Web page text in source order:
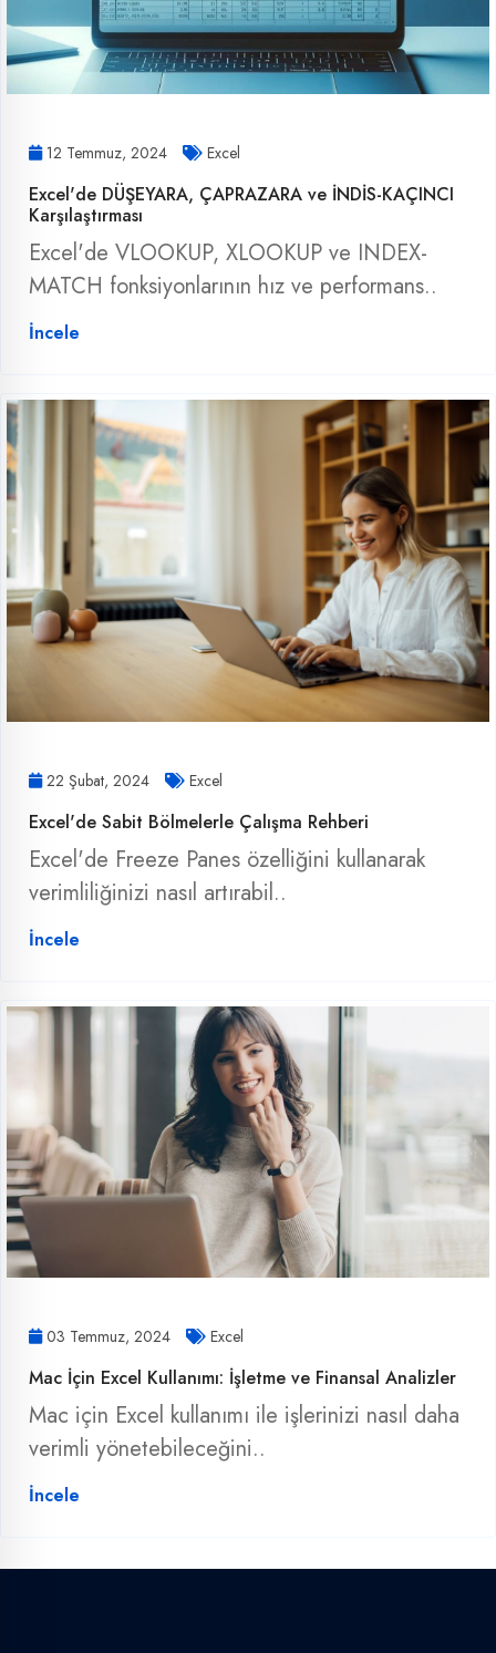
12 Temmuz, 2024 Excel
Excel'de DÜŞEYARA, ÇAPRAZARA ve İNDİS-KAÇINCI
Karşılaştırması
Excel'de VLOOKUP, XLOOKUP ve INDEX-
MATCH fonksiyonlarının hız ve performans..
İncele
22 Şubat, 2024 Excel
Excel'de Sabit Bölmelerle Çalışma Rehberi
Excel'de Freeze Panes özelliğini kullanarak
verimliliğinizi nasıl artırabil..
İncele
03 Temmuz, 2024 Excel
Mac İçin Excel Kullanımı: İşletme ve Finansal Analizler
Mac için Excel kullanımı ile işlerinizi nasıl daha
verimli yönetebileceğini..
İncele